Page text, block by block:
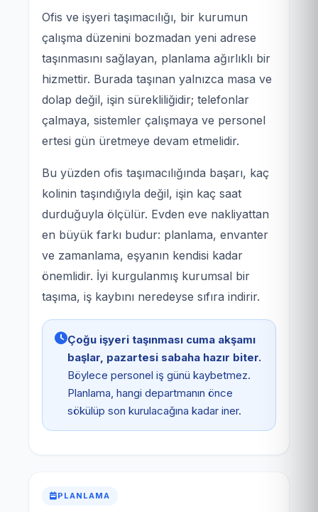
Ofis ve işyeri taşımacılığı, bir kurumun
çalışma düzenini bozmadan yeni adrese
taşınmasını sağlayan, planlama ağırlıklı bir
hizmettir. Burada taşınan yalnızca masa ve
dolap değil, işin sürekliliğidir; telefonlar
çalmaya, sistemler çalışmaya ve personel
ertesi gün üretmeye devam etmelidir.
Bu yüzden ofis taşımacılığında başarı, kaç
kolinin taşındığıyla değil, işin kaç saat
durduğuyla ölçülür. Evden eve nakliyattan
en büyük farkı budur: planlama, envanter
ve zamanlama, eşyanın kendisi kadar
önemlidir. İyi kurgulanmış kurumsal bir
taşıma, iş kaybını neredeyse sıfıra indirir.
Çoğu işyeri taşınması cuma akşamı
başlar, pazartesi sabaha hazır biter.
Böylece personel iş günü kaybetmez.
Planlama, hangi departmanın önce
sökülüp son kurulacağına kadar iner.
PLANLAMA